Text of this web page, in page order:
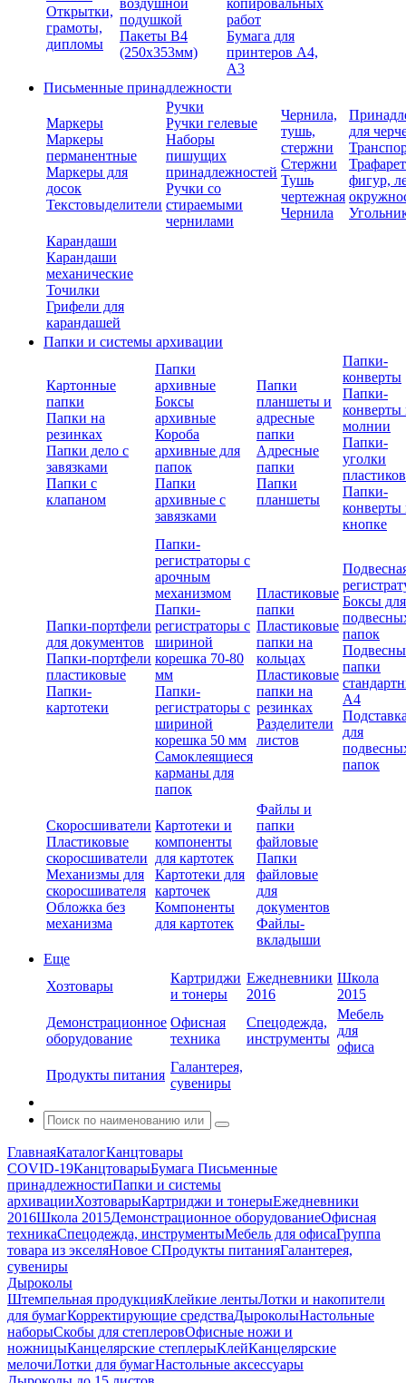
Открытки,
грамоты,
дипломы
воздушной
подушкой
Пакеты В4
(250х353мм)
копировальных
работ
Бумага для
принтеров А4,
А3
Письменные принадлежности
Маркеры
Маркеры
перманентные
Маркеры для
досок
Текстовыделители
Ручки
Ручки гелевые
Наборы
пишущих
принадлежностей
Ручки со
стираемыми
чернилами
Чернила,
тушь,
стержни
Стержни
Тушь
чертежная
Чернила
для
фигур,
Карандаши
Карандаши
механические
Точилки
Грифели для
карандашей
Папки и системы архивации
Картонные
папки
Папки на
резинках
Папки дело с
завязками
Папки с
клапаном
Папки
архивные
Боксы
архивные
Короба
архивные для
папок
Папки
архивные с
завязками
Папки
планшеты и
адресные
папки
Адресные
папки
Папки
планшеты
Папки-
конверты
Папки-
конверты
молнии
Папки-
уголки
Папки-
конверты
кнопке
Папки-портфели
для документов
Папки-портфели
пластиковые
Папки-
картотеки
Папки-
регистраторы с
арочным
механизмом
Папки-
регистраторы с
шириной
корешка 70-80
мм
Папки-
регистраторы с
шириной
корешка 50 мм
Самоклеящиеся
карманы для
папок
Пластиковые
папки
Пластиковые
папки на
кольцах
Пластиковые
папки на
резинках
Разделители
листов
Боксы для
папок
папки
А4
для
папок
Скоросшиватели
Пластиковые
скоросшиватели
Механизмы для
скоросшивателя
Обложка без
механизма
Картотеки и
компоненты
для картотек
Картотеки для
карточек
Компоненты
для картотек
Файлы и
папки
файловые
Папки
файловые
для
документов
Файлы-
вкладыши
Еще
Хозтовары
Картриджи
и тонеры
Ежедневники
2016
Школа
2015
Демонстрационное
оборудование
Офисная
техника
Спецодежда,
инструменты
Мебель
для
офиса
Продукты питания
Галантерея,
сувениры
ГлавнаяКаталогКанцтовары
COVID-19КанцтоварыБумага Письменные
принадлежностиПапки и системы
архивацииХозтоварыКартриджи и тонерыЕжедневники
2016Школа 2015Демонстрационное оборудованиеОфисная
техникаСпецодежда, инструментыМебель для офисаГруппа
товара из экселяНовое СПродукты питанияГалантерея,
сувениры
Дыроколы
Штемпельная продукцияКлейкие лентыЛотки и накопители
для бумагКорректирующие средстваДыроколыНастольные
наборыСкобы для степлеровОфисные ножи и
ножницыКанцелярские степлерыКлейКанцелярские
мелочиЛотки для бумагНастольные аксессуары